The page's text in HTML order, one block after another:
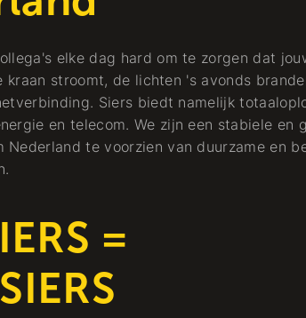
elke dag hard om te zorgen dat
stroomt, de lichten 's avonds
Siers biedt namelijk
en telecom. We zijn een stabiele en
Nederland te voorzien van duurzame en
=